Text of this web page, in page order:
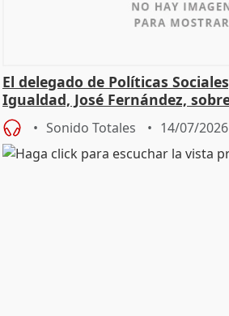
El delegado de Políticas
Igualdad, José Fernández,
Sonido Totales 14/07/2026